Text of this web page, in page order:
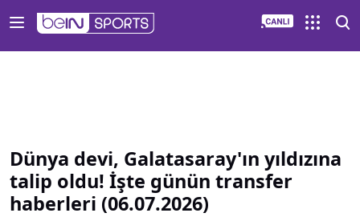
Dünya devi, Galatasaray'ın yıldızına
talip oldu! İşte günün transfer
haberleri (06.07.2026)
Dünya devi Galatasaray ın yıldızına talip oldu İşte günün